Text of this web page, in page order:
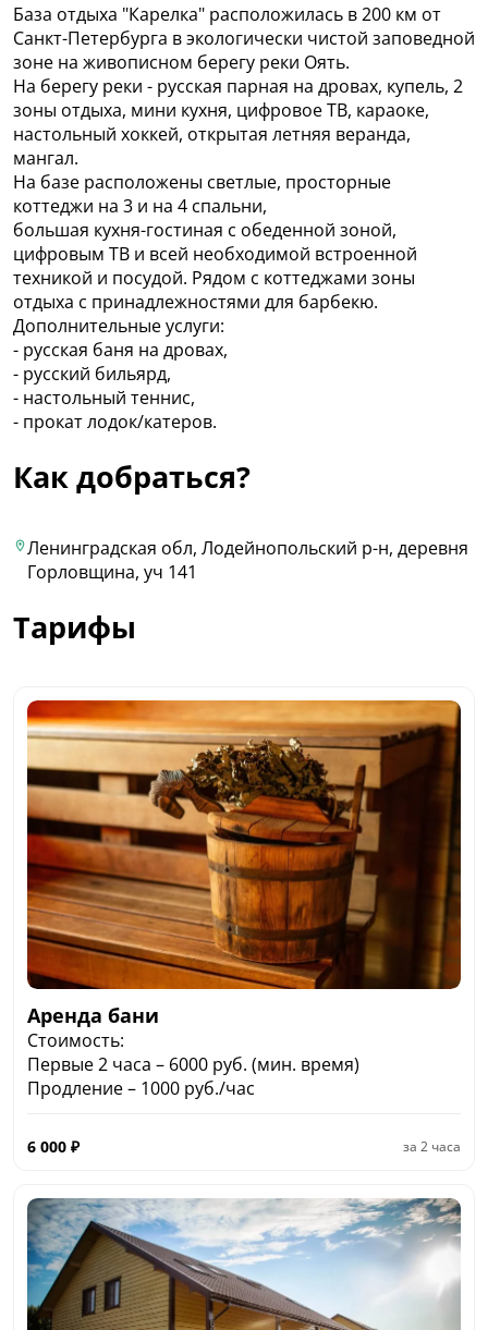
База отдыха "Карелка" расположилась в 200 км от
Санкт-Петербурга в экологически чистой заповедной
зоне на живописном берегу реки Оять.
На берегу реки - русская парная на дровах, купель, 2
зоны отдыха, мини кухня, цифровое ТВ, караоке,
настольный хоккей, открытая летняя веранда,
мангал.
На базе расположены светлые, просторные
коттеджи на 3 и на 4 спальни,
большая кухня-гостиная с обеденной зоной,
цифровым ТВ и всей необходимой встроенной
техникой и посудой. Рядом с коттеджами зоны
отдыха с принадлежностями для барбекю.
Дополнительные услуги:
- русская баня на дровах,
- русский бильярд,
- настольный теннис,
- прокат лодок/катеров.
Как добраться?
Ленинградская обл, Лодейнопольский р-н, деревня
Горловщина, уч 141
Тарифы
Аренда бани
Стоимость:
Первые 2 часа – 6000 руб. (мин. время)
Продление – 1000 руб./час
6 000 ₽ за 2 часа